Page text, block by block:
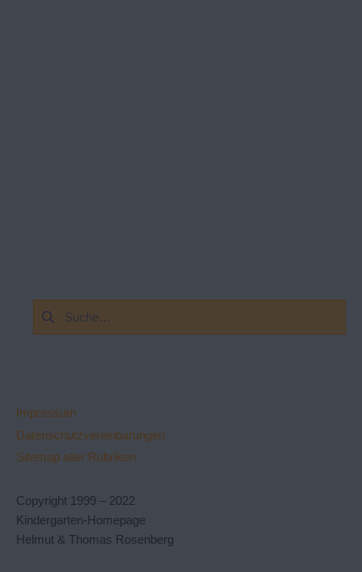
Suchen
nach:
Impressum
Datenschutzvereinbarungen
Sitemap aller Rubriken
Copyright 1999 – 2022
Kindergarten-Homepage
Helmut & Thomas Rosenberg